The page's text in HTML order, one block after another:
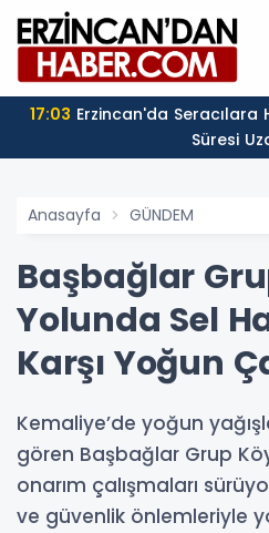
17:03
Süresi
Anasayfa GÜNDEM
Başbağlar
Yolunda Sel
Karşı Yoğun
Kemaliye’de yoğun
gören Başbağlar Grup
onarım çalışmaları
ve güvenlik önlemleriyle